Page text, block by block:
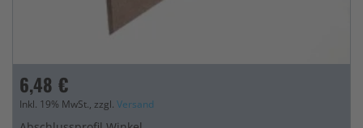
6,48 €
Inkl. 19% MwSt., zzgl. Versand